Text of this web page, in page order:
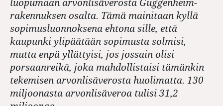
rakennuksen osalta. Tämä mainitaan kyllä
sopimusluonnoksena ehtona sille, että
kaupunki ylipäätään sopimusta solmisi,
mutta enpä yllättyisi, jos jossain olisi
porsaanreikä, joka mahdollistaisi tämänkin
tekemisen arvonlisäverosta huolimatta. 130
miljoonasta arvonlisäveroa tulisi 31,2